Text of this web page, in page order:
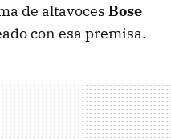
de altavoces Bose
con esa premisa.